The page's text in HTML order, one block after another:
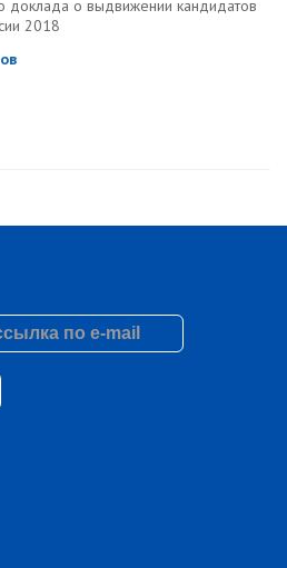
доклада о выдвижении кандидатов
2018